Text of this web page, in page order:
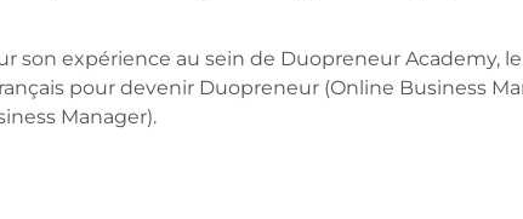
son expérience au sein de Duopreneur Academy,
pour devenir Duopreneur (Online Business
Manager).